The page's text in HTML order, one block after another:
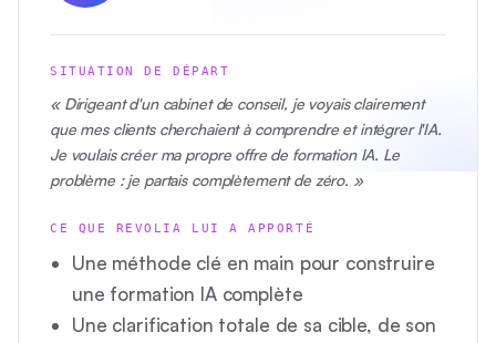
SITUATION DE DÉPART
« Dirigeant d'un cabinet de conseil, je voyais clairement
que mes clients cherchaient à comprendre et intégrer l'IA.
Je voulais créer ma propre offre de formation IA. Le
problème : je partais complètement de zéro. »
CE QUE REVOLIA LUI A APPORTÉ
Une méthode clé en main pour construire
une formation IA complète
Une clarification totale de sa cible, de son